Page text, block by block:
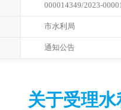
000014349/2023-
市水利局
通知公告
关于受理